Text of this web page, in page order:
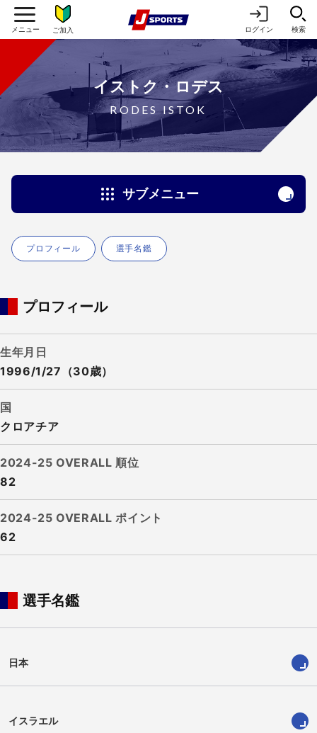
ご加入 ログイン 検索
イストク・ロデス
RODES ISTOK
サブメニュー
プロフィール 選手名鑑
プロフィール
生年月日
1996/1/27（30歳）
国
クロアチア
2024-25 OVERALL 順位
82
2024-25 OVERALL ポイント
62
選手名鑑
日本
イスラエル